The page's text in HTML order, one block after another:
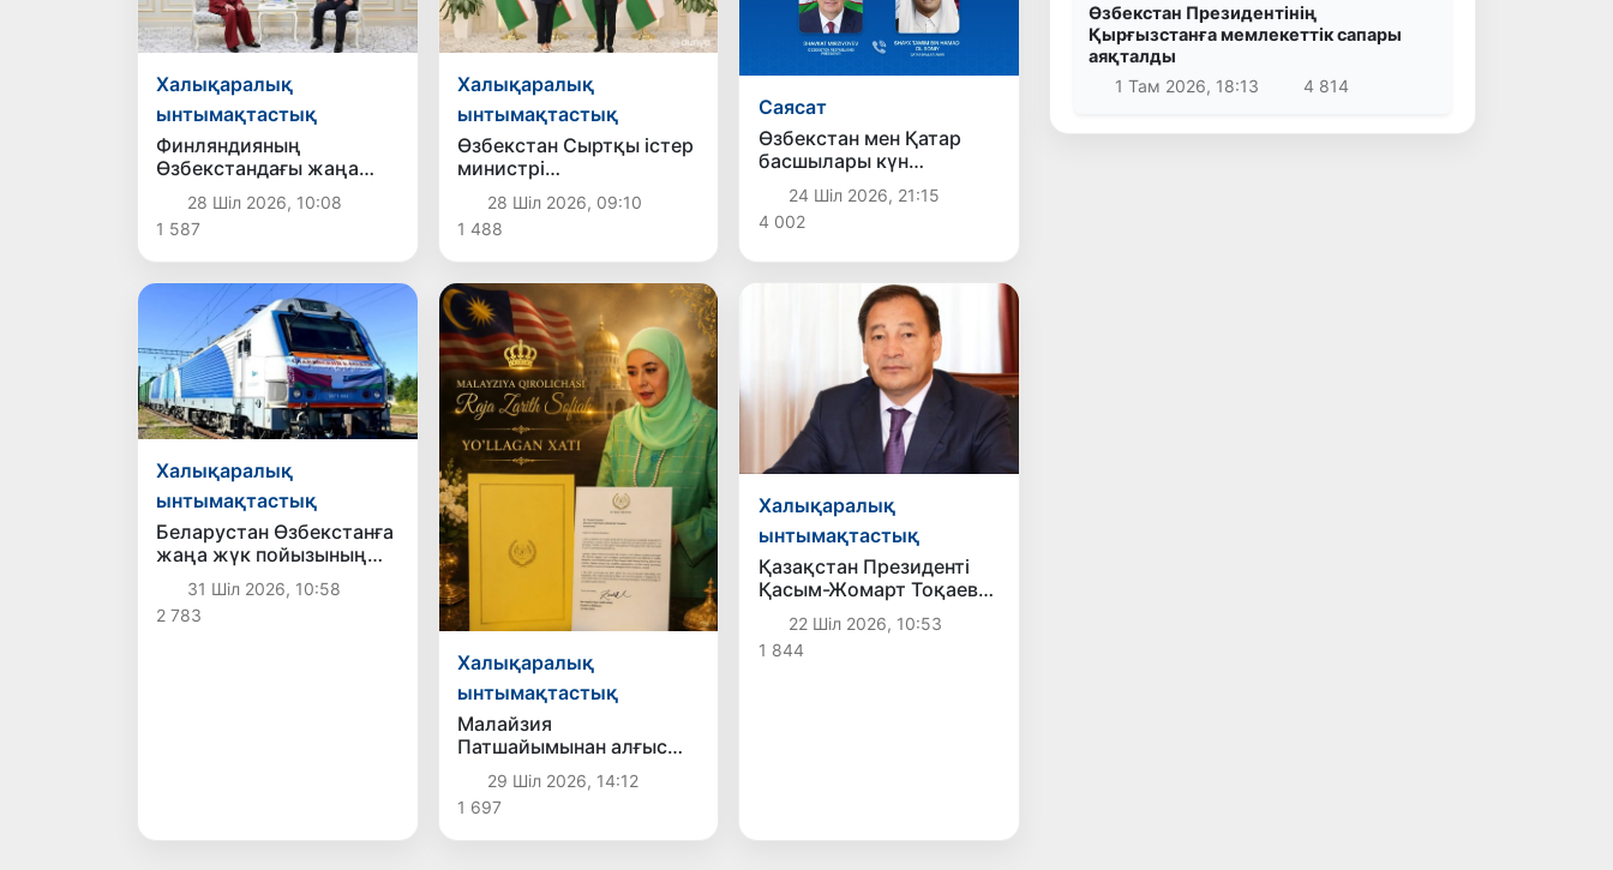
Халықаралық
ынтымақтастық
Финляндияның
Өзбекстандағы жаңа
елшісі аккредитациядан
өтті28 Шіл 2026, 10:08
1 587
Халықаралық
ынтымақтастық
Өзбекстан Сыртқы істер
министрі
Португалияның жаңа
елшісінің сенім
грамоталарын
қабылдады
28 Шіл 2026, 09:10
1 488
Саясат
Өзбекстан мен Қатар
басшылары күн
тәртібіндегі өзекті
мәселелерді талқылады
24 Шіл 2026, 21:15
4 002
Халықаралық
ынтымақтастық
Беларустан Өзбекстанға
жаңа жүк пойызының
қатынауы жолға
қойылды
31 Шіл 2026, 10:58
2 783
Халықаралық
ынтымақтастық
Малайзия
Патшайымынан алғыс
29 Шіл 2026, 14:12
1 697
Халықаралық
ынтымақтастық
Қазақстан Президенті
Қасым-Жомарт Тоқаев
Өзбекстанға жаңа елші
тағайындады
22 Шіл 2026, 10:53
1 844
Өзбекстан Президентінің
Қырғызстанға мемлекеттік сапары
аяқталды
1 Там 2026, 18:13
4 814